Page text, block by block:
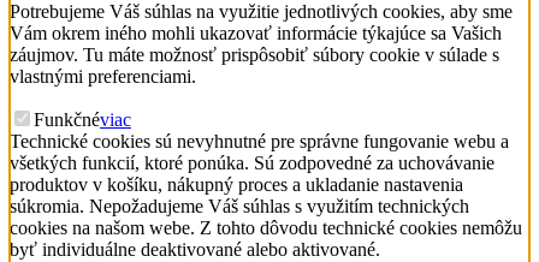
Potrebujeme Váš súhlas na využitie jednotlivých cookies, aby sme
Vám okrem iného mohli ukazovať informácie týkajúce sa Vašich
záujmov. Tu máte možnosť prispôsobiť súbory cookie v súlade s
vlastnými preferenciami.
Funkčnéviac
Technické cookies sú nevyhnutné pre správne fungovanie webu a
všetkých funkcií, ktoré ponúka. Sú zodpovedné za uchovávanie
produktov v košíku, nákupný proces a ukladanie nastavenia
súkromia. Nepožadujeme Váš súhlas s využitím technických
cookies na našom webe. Z tohto dôvodu technické cookies nemôžu
byť individuálne deaktivované alebo aktivované.